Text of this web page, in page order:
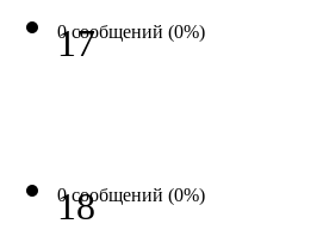
0 сообщений (0%)
17
0 сообщений (0%)
18